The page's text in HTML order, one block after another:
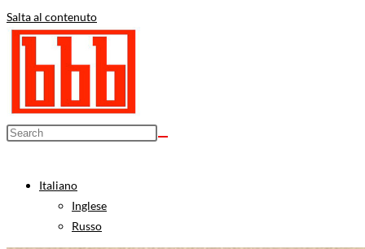
Salta al contenuto
Italiano
Inglese
Russo